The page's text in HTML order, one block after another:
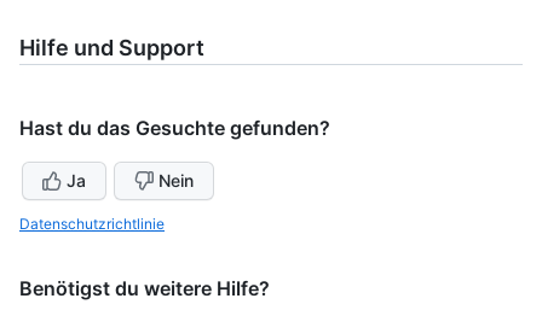
Hilfe und Support
Hast du das Gesuchte gefunden?
Ja Nein
Datenschutzrichtlinie
Benötigst du weitere Hilfe?